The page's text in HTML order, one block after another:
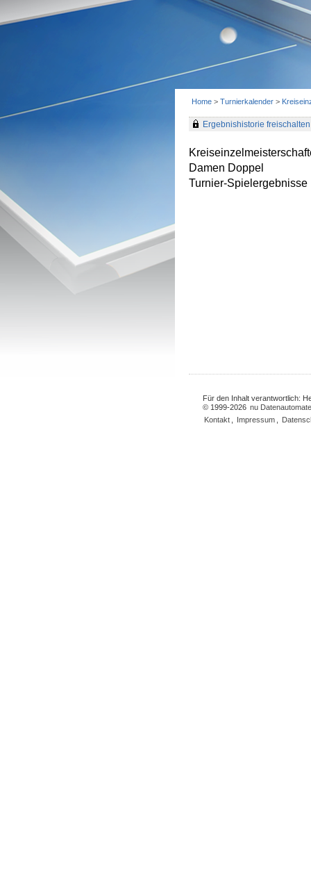
Home > Turnierkalender >
Ergebnishistorie freischalten
Damen Doppel
Turnier-Spielergebnisse
Für den Inhalt verantwortlich:
© 1999-2026 nu
Kontakt
Impressum